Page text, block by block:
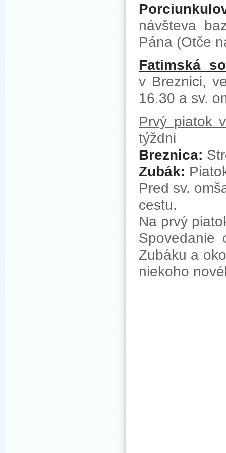
návšteva
Pána (Otče
Fatimská
v Breznici,
16.30 a sv.
Prvý piatok
týždni
Breznica:
Zubák:
Pred sv.
cestu.
Na prvý
Zubáku a
niekoho